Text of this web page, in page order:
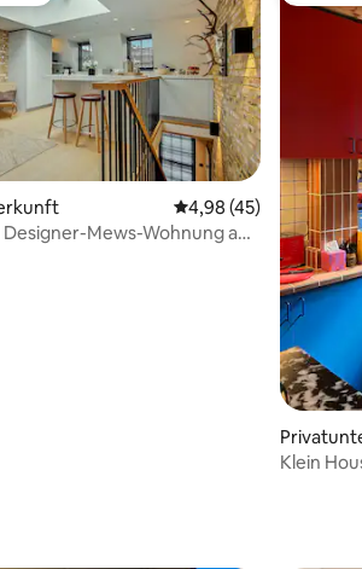
Durchschnittliche
4,98 (45)
Mews-Wohnung am
Klein